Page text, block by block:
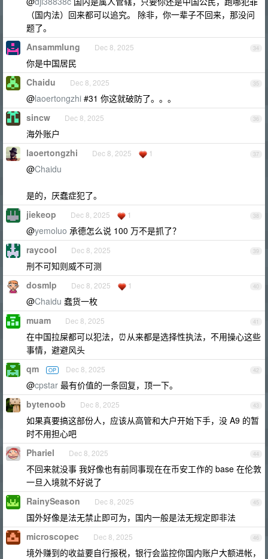
（国内法）回来都可以追究。 除非，你一辈子不回来，那没问
题了。
34
Ansammlung Dec 8, 2025
你是中国居民
35
Chaidu Dec 8, 2025
@laoertongzhi #31 你这就破防了。。。
36
sincw Dec 8, 2025
海外账户
37
laoertongzhi Dec 8, 2025 1
@Chaidu
是的，厌蠢症犯了。
38
jiekeop Dec 8, 2025 1
@yemoluo 承德怎么说 100 万不是抓了？
39
raycool Dec 8, 2025
刑不可知则威不可测
40
dosmlp Dec 8, 2025 1
@Chaidu 蠢货一枚
41
muam Dec 8, 2025
在中国拉屎都可以犯法，⏰从来都是选择性执法，不用操心这些
事情，避避风头
42
qm OP Dec 8, 2025
@cpstar 最有价值的一条回复，顶一下。
43
bytenoob Dec 8, 2025
如果真要搞这部份人，应该从高管和大户开始下手，没 A9 的暂
时不用担心吧
44
Phariel Dec 8, 2025
不回来就没事 我好像也有前同事现在在币安工作的 base 在伦敦
一旦入境就不好说了
45
RainySeason Dec 8, 2025
国外好像是法无禁止即可为，国内一般是法无规定即非法
46
microscopec Dec 8, 2025
境外赚到的收益要自行报税，银行会监控你国内账户大额进帐，